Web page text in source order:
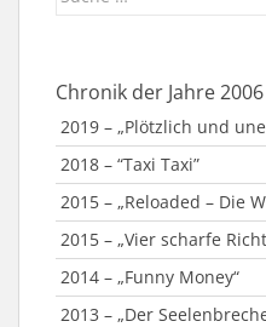
Chronik der Jahre
2019 – „Plötzlich und
2018 – “Taxi Taxi”
2015 – „Reloaded – Die
2015 – „Vier scharfe
2014 – „Funny Money“
2013 – „Der